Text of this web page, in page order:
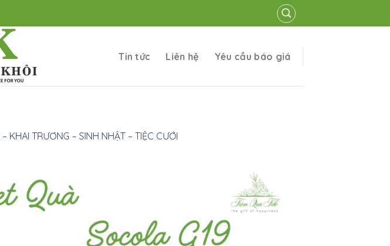
Tin tức Liên hệ Yêu cầu báo giá
KHAI TRƯƠNG – SINH NHẬT – TIỆC CƯỚI